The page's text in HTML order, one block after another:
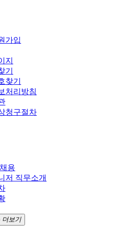
가입
지
기
찾기
처리방침
청구절차
용
저 직무소개
더보기